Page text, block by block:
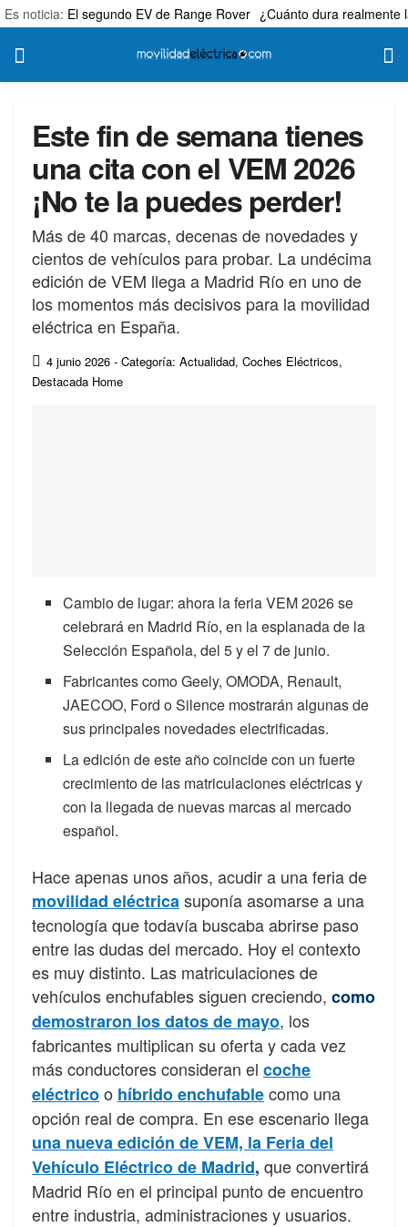
Es noticia: El segundo EV de Range Rover ¿Cuánto dura realmente
Este fin de semana tienes
una cita con el VEM 2026
¡No te la puedes perder!
Más de 40 marcas, decenas de novedades y
cientos de vehículos para probar. La undécima
edición de VEM llega a Madrid Río en uno de
los momentos más decisivos para la movilidad
eléctrica en España.
4 junio 2026 - Categoría: Actualidad, Coches Eléctricos,
Destacada Home
Cambio de lugar: ahora la feria VEM 2026 se
celebrará en Madrid Río, en la esplanada de la
Selección Española, del 5 y el 7 de junio.
Fabricantes como Geely, OMODA, Renault,
JAECOO, Ford o Silence mostrarán algunas de
sus principales novedades electrificadas.
La edición de este año coincide con un fuerte
crecimiento de las matriculaciones eléctricas y
con la llegada de nuevas marcas al mercado
español.
Hace apenas unos años, acudir a una feria de
movilidad eléctricasuponía asomarse a una
tecnología que todavía buscaba abrirse paso
entre las dudas del mercado. Hoy el contexto
es muy distinto. Las matriculaciones de
vehículos enchufables siguen creciendo, como
demostraron los datos de mayo, los
fabricantes multiplican su oferta y cada vez
más conductores consideran el coche
eléctricoo híbrido enchufablecomo una
opción real de compra. En ese escenario llega
una nueva edición de VEM, la Feria del
Vehículo Eléctrico de Madrid, que convertirá
Madrid Río en el principal punto de encuentro
entre industria, administraciones y usuarios.